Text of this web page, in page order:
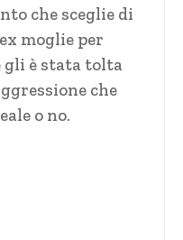
che sceglie di
moglie per
gli è stata tolta
che
o no.